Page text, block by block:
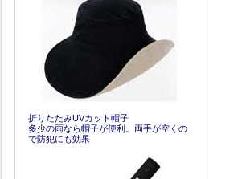
折りたたみUVカット帽子
多少の雨なら帽子が便利。両手が空くの
で防犯にも効果